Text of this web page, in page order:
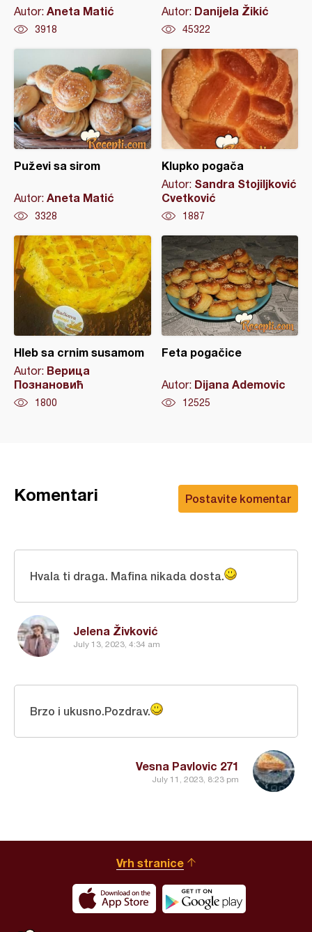
Autor: Aneta Matić
3918
Autor: Danijela Žikić
45322
Puževi sa sirom
Autor: Aneta Matić
3328
Klupko pogača
Autor: Sandra Stojiljković
Cvetković
1887
Hleb sa crnim susamom
Autor: Верица
Познановић
1800
Feta pogačice
Autor: Dijana Ademovic
12525
Postavite komentar
Komentari
Jelena Živković
July 13, 2023, 4:34 am
Hvala ti draga. Mafina nikada dosta.
Vesna Pavlovic 271
July 11, 2023, 8:23 pm
Brzo i ukusno.Pozdrav.
Vrh stranice